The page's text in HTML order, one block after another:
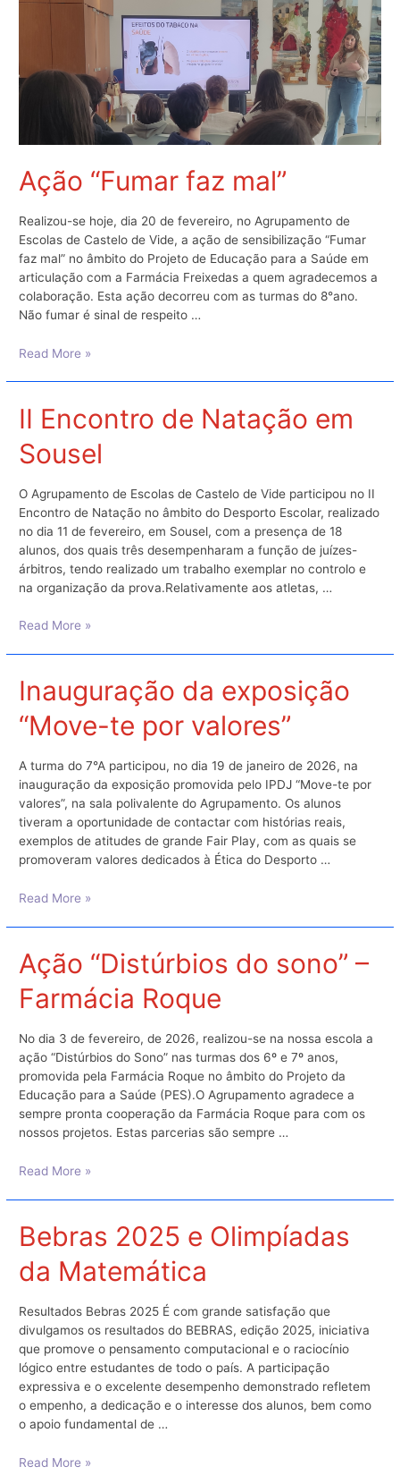
Ação “Fumar faz mal”
Realizou-se hoje, dia 20 de fevereiro, no Agrupamento de
Escolas de Castelo de Vide, a ação de sensibilização “Fumar
faz mal” no âmbito do Projeto de Educação para a Saúde em
articulação com a Farmácia Freixedas a quem agradecemos a
colaboração. Esta ação decorreu com as turmas do 8°ano.
Não fumar é sinal de respeito …
Ação
mal”
Read More »
II Encontro de Natação em
Sousel
O Agrupamento de Escolas de Castelo de Vide participou no II
Encontro de Natação no âmbito do Desporto Escolar, realizado
no dia 11 de fevereiro, em Sousel, com a presença de 18
alunos, dos quais três desempenharam a função de juízes-
árbitros, tendo realizado um trabalho exemplar no controlo e
na organização da prova.Relativamente aos atletas, …
II
Natação
em
Sousel
Read More »
Inauguração da exposição
“Move-te por valores”
A turma do 7°A participou, no dia 19 de janeiro de 2026, na
inauguração da exposição promovida pelo IPDJ “Move-te por
valores”, na sala polivalente do Agrupamento. Os alunos
tiveram a oportunidade de contactar com histórias reais,
exemplos de atitudes de grande Fair Play, com as quais se
promoveram valores dedicados à Ética do Desporto …
Inauguração
“Move-
te
por
valores”
Read More »
Ação “Distúrbios do sono” –
Farmácia Roque
No dia 3 de fevereiro, de 2026, realizou-se na nossa escola a
ação “Distúrbios do Sono” nas turmas dos 6º e 7º anos,
promovida pela Farmácia Roque no âmbito do Projeto da
Educação para a Saúde (PES).O Agrupamento agradece a
sempre pronta cooperação da Farmácia Roque para com os
nossos projetos. Estas parcerias são sempre …
Ação
sono”
–
Farmácia
Roque
Read More »
Bebras 2025 e Olimpíadas
da Matemática
Resultados Bebras 2025 É com grande satisfação que
divulgamos os resultados do BEBRAS, edição 2025, iniciativa
que promove o pensamento computacional e o raciocínio
lógico entre estudantes de todo o país. A participação
expressiva e o excelente desempenho demonstrado refletem
o empenho, a dedicação e o interesse dos alunos, bem como
o apoio fundamental de …
Bebras
Read More »